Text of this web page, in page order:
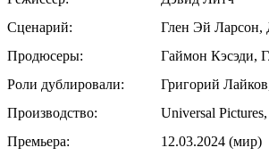
Сценарий:
Глен Эй
Продюсеры:
Гаймон Кэсэди,
Роли дублировали:
Григорий
Производство:
Universal
Премьера:
12.03.2024 (мир)